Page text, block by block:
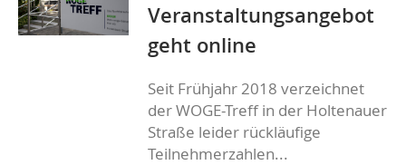
Veranstaltungsangebot
geht online
Seit Frühjahr 2018 verzeichnet
der WOGE-Treff in der Holtenauer
Straße leider rückläufige
Teilnehmerzahlen...